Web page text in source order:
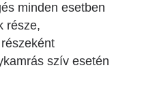
minden esetben
része,
szív esetén